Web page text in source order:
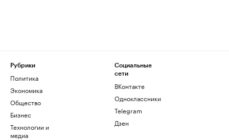
Рубрики
Политика
Экономика
Общество
Бизнес
Технологии и
медиа
Социальные
сети
ВКонтакте
Одноклассники
Telegram
Дзен